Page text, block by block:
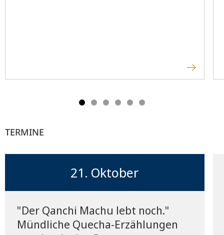
TERMINE
21. Oktober
"Der Qanchi Machu lebt noch."
Mündliche Quecha-Erzählungen